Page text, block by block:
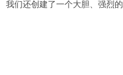
我们还创建了一个大胆、强烈